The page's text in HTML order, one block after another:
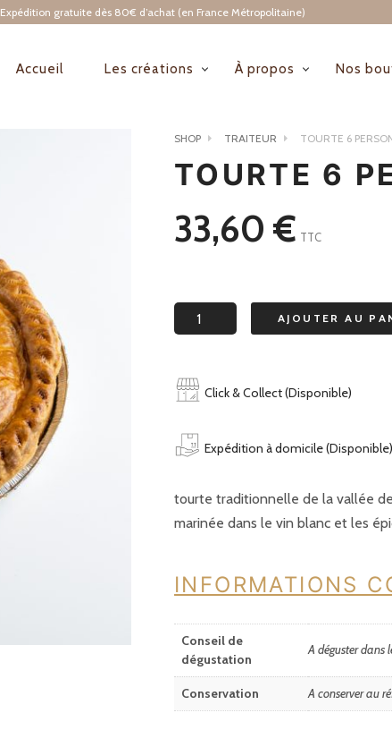
Expédition gratuite dès 80€ d’achat (en France Métropolitaine)
NAVIGATION
Accueil Les créations À propos Nos
SHOP TRAITEUR TOURTE 6
TOURTE 6
33,60€ TTC
quantité
de
6
AJOUTER AU
Click & Collect (Disponible)
Expédition à domicile (Disponible)
tourte traditionnelle de la vallée
marinée dans le vin blanc et les
INFORMATIONS
Conseil de
dégustation
A déguster dans
Conservation A conserver au